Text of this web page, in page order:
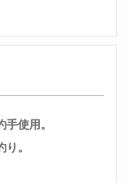
使用。
。